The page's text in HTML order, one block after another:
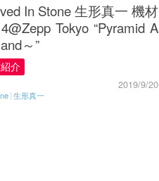
In Stone 生形真一 機材
Tokyo “Pyramid A
～”
介
2019/9/20
|生形真一